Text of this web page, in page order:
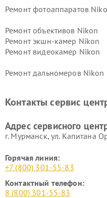
Ремонт фотоаппаратов
Ремонт объективов Nikon
Ремонт экшн-камер Nikon
Ремонт видеокамер Nikon
Ремонт дальномеров Nikon
Контакты сервис
Адрес сервисного
г. Мурманск, ул. Капитана
Горячая линия:
+7 (800) 301-55-83
Контактный телефон:
8 (800) 301-55-83